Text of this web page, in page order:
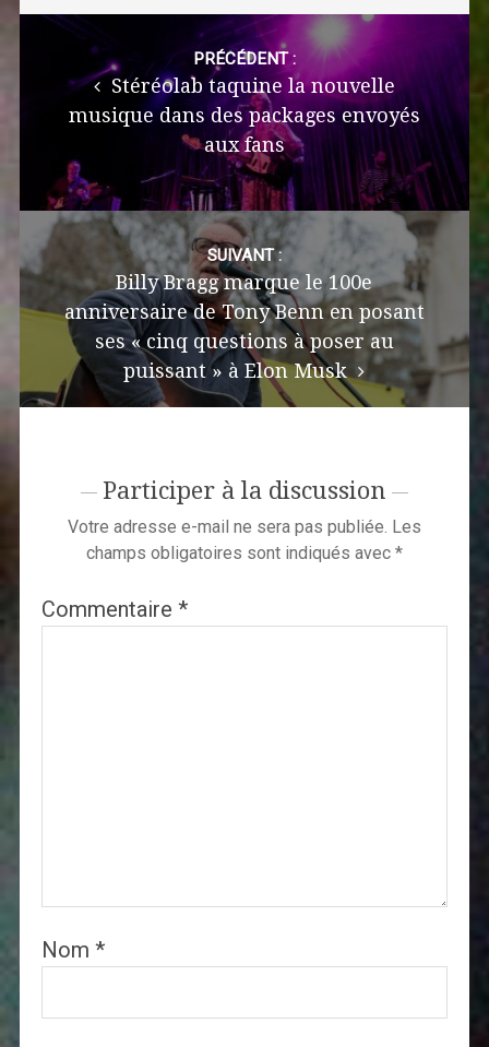
Post
navigation
PRÉCÉDENT :
Stéréolab taquine la nouvelle
musique dans des packages envoyés
aux fans
SUIVANT :
Billy Bragg marque le 100e
anniversaire de Tony Benn en posant
ses « cinq questions à poser au
puissant » à Elon Musk
Participer à la discussion
Votre adresse e-mail ne sera pas publiée. Les
champs obligatoires sont indiqués avec *
Commentaire *
Nom *